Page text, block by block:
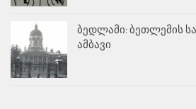
ბედლამი: ბეთლემის
ამბავი